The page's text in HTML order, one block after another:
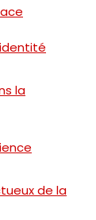
la
de la